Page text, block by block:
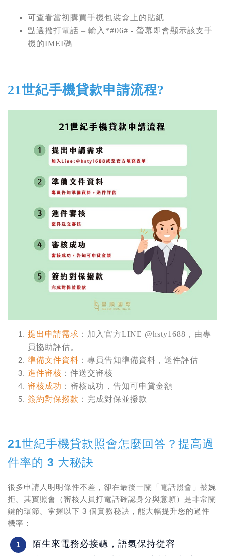
可查看當初購買手機包裝盒上的貼紙
點選撥打電話 – 輸入*#06# - 螢幕即會顯示該支手
機的IMEI碼
21世紀手機貸款申請流程?
提出申請需求 ：加入官方LINE @hsty1688，由專
員協助評估。
準備文件資料 ： 專員告知準備資料，送件評估
進件審核 ： 件送交審核
審核成功 ： 審核成功，告知可申貸金額
簽約對保撥款 ： 完成對保並撥款
21世紀手機貸款照會怎麼回答？提高過
件率的 3 大秘訣
很多申請人明明條件不差，卻在最後一關「電話照會」被婉
拒。其實照會（審核人員打電話確認身分與意願）是非常關
鍵的環節。掌握以下 3 個實務秘訣，能大幅提升您的過件
機率：
1 陌生來電務必接聽，語氣保持從容